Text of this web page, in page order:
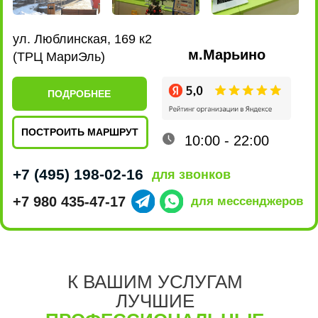
К ВАШИМ УСЛУГАМ
ЛУЧШИЕ
мы приобретаем друзей.
Качество